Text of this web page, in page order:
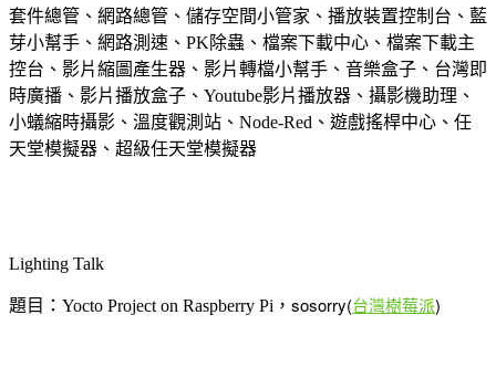
套件總管、網路總管、儲存空間小管家、播放裝置控制台、藍
芽小幫手、網路測速、PK除蟲、檔案下載中心、檔案下載主
控台、影片縮圖產生器、影片轉檔小幫手、音樂盒子、台灣即
時廣播、影片播放盒子、Youtube影片播放器、攝影機助理、
小蟻縮時攝影、溫度觀測站、Node-Red、遊戲搖桿中心、任
天堂模擬器、超級任天堂模擬器
Lighting Talk
題目：Yocto Project on Raspberry Pi ， sosorry(台灣樹莓派)